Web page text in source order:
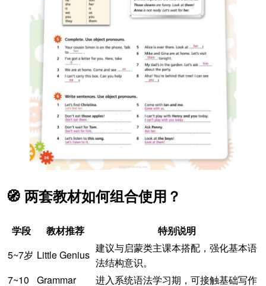
🧭 两套教材如何组合使用？
学段 教材推荐
特别说明
5~7岁 Little Genius
建议与启蒙类主课本搭配，强化基本语
法结构意识。
7~10
Grammar 进入系统语法学习期，可接触基础写作